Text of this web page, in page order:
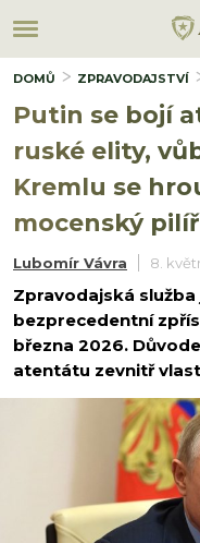
DOMŮ ZPRAVODAJSTVÍ
Putin se bojí
ruské elity,
Kremlu se
mocenský pilíř
Lubomír Vávra 8.
Zpravodajská
bezprecedentní
března 2026.
atentátu zevnitř